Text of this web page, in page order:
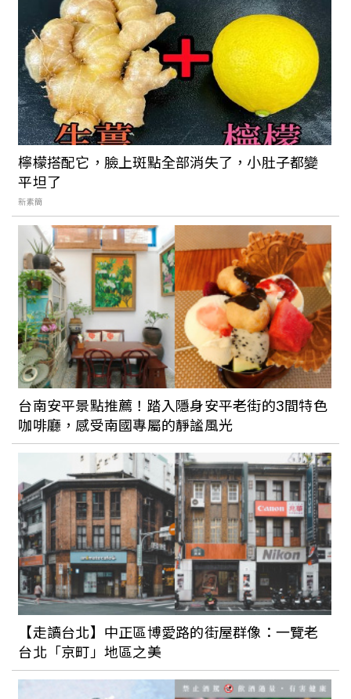
《瑪莉官：時尚革命者》北美館化身搖曳
年代服飾店！120 件服飾、雜誌與配件訴
說「迷你裙之母」瑪莉官的傳奇故事
體驗不一樣的文化生活！台北城南區公園
上演《微酵野餐市集》，6/19深入探索客
家特色
台北西區翻轉讓新流行與舊景色相互結
合，打造全新都市感，輕鬆散步就能走訪7
個西區特色景點美食，城市散步也很有
趣。
台電老屋化身潮電 POP-UP Store 快閃
店！雙好 2byWu&Chen 操刀設計，期間
限定推出人孔蓋銅鑼燒、電子音樂表演
踩在藝術上看見台北的美：水利處「台北
蓋水」釋出全新城市彩繪人孔蓋設計成
品，預計9月與市民Say Hi !
檸檬搭配它，臉上斑點全部消失了，小肚子都變
平坦了
新素簡
台南安平景點推薦！踏入隱身安平老街的3間特色
咖啡廳，感受南國專屬的靜謐風光
【走讀台北】中正區博愛路的街屋群像：一覽老
台北「京町」地區之美